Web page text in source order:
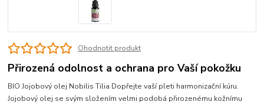
Ohodnotit produkt
Přirozená odolnost a ochrana pro Vaší pokožku
BIO Jojobový olej Nobilis Tilia Dopřejte vaší pleti harmonizační kúru.
Jojobový olej se svým složením velmi podobá přirozenému kožnímu